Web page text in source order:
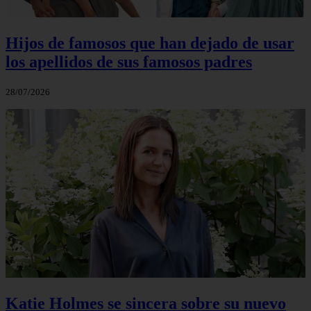
Hijos de famosos que han dejado de usar
los apellidos de sus famosos padres
28/07/2026
Katie Holmes se sincera sobre su nuevo